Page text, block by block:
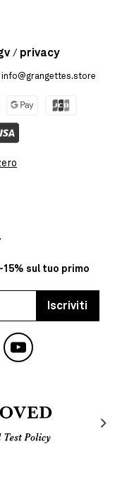
privacy
sul tuo primo
Iscriviti
YouTube